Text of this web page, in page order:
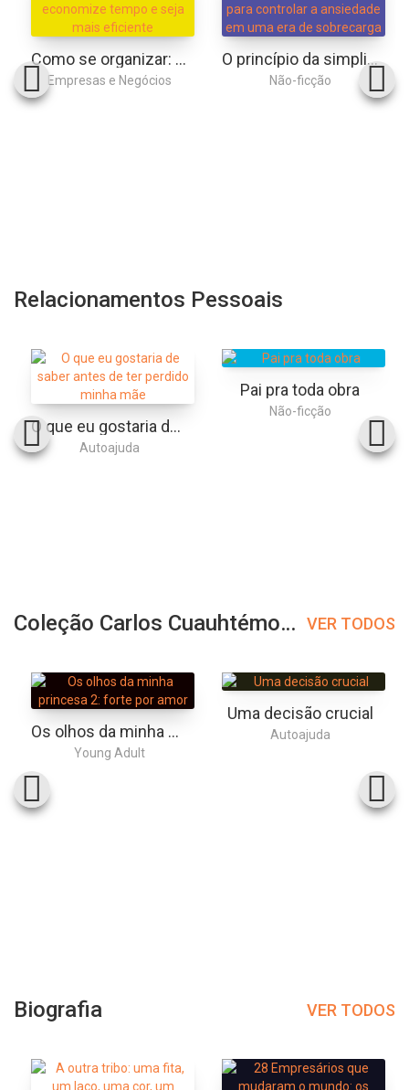
Como se organizar: assuma o controle, economize tempo e seja mais eficiente
Empresas e Negócios
O princípio da simplicidade: seis passos para controlar a ansiedade em uma era de sobrecarga
Não-ficção
Relacionamentos Pessoais
O que eu gostaria de saber antes de ter perdido minha mãe
Autoajuda
Pai pra toda obra
Não-ficção
Coleção Carlos Cuauhtémoc Sánchez VER TODOS
Os olhos da minha princesa 2: forte por amor
Young Adult
Uma decisão crucial
Autoajuda
Biografia VER TODOS